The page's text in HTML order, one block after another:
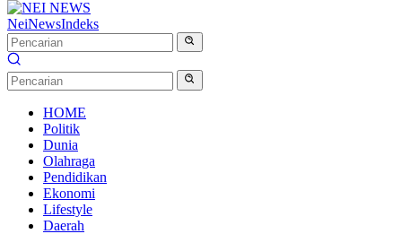
NeiNewsIndeks
HOME
Politik
Dunia
Olahraga
Pendidikan
Ekonomi
Lifestyle
Daerah